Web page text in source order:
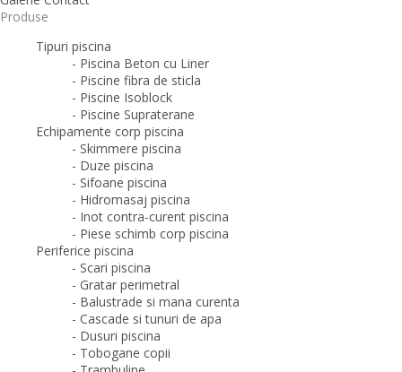
Produse
Tipuri piscina
- Piscina Beton cu Liner
- Piscine fibra de sticla
- Piscine Isoblock
- Piscine Supraterane
Echipamente corp piscina
- Skimmere piscina
- Duze piscina
- Sifoane piscina
- Hidromasaj piscina
- Inot contra-curent piscina
- Piese schimb corp piscina
Periferice piscina
- Scari piscina
- Gratar perimetral
- Balustrade si mana curenta
- Cascade si tunuri de apa
- Dusuri piscina
- Tobogane copii